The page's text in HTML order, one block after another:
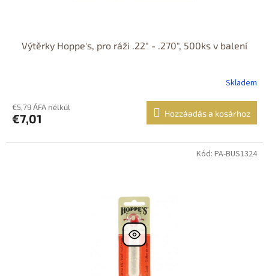
Výtěrky Hoppe's, pro ráži .22" - .270", 500ks v balení
Skladem
€5,79 ÁFA nélkül
€7,01 Hozzáadás a kosárhoz
Kód: PA-BUS1324